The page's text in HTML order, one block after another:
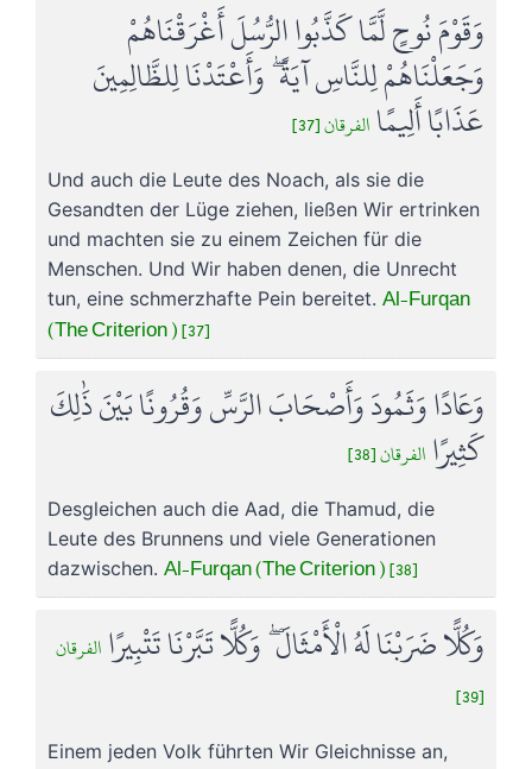
وَقَوْمَ نُوحٍ لَّمَّا كَذَّبُوا الرُّسُلَ أَغْرَقْنَاهُمْ
وَجَعَلْنَاهُمْ لِلنَّاسِ آيَةً ۖ وَأَعْتَدْنَا لِلظَّالِمِينَ
عَذَابًا أَلِيمًا الفرقان [37]
Und auch die Leute des Noach, als sie die
Gesandten der Lüge ziehen, ließen Wir ertrinken
und machten sie zu einem Zeichen für die
Menschen. Und Wir haben denen, die Unrecht
tun, eine schmerzhafte Pein bereitet. Al-Furqan
(The Criterion ) [37]
وَعَادًا وَثَمُودَ وَأَصْحَابَ الرَّسِّ وَقُرُونًا بَيْنَ ذَٰلِكَ
كَثِيرًا الفرقان [38]
Desgleichen auch die Aad, die Thamud, die
Leute des Brunnens und viele Generationen
dazwischen. Al-Furqan (The Criterion ) [38]
وَكُلًّا ضَرَبْنَا لَهُ الْأَمْثَالَ ۖ وَكُلًّا تَبَّرْنَا تَتْبِيرًا الفرقان
[39]
Einem jeden Volk führten Wir Gleichnisse an,